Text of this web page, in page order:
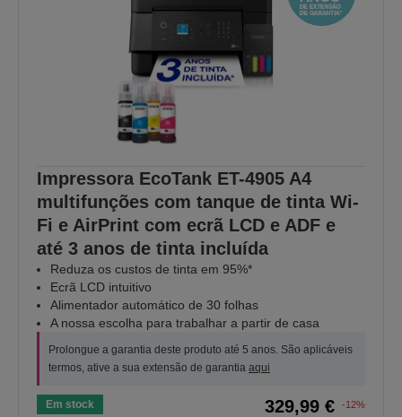
Impressora EcoTank ET-4905 A4
multifunções com tanque de tinta Wi-
Fi e AirPrint com ecrã LCD e ADF e
até 3 anos de tinta incluída
Reduza os custos de tinta em 95%*
Ecrã LCD intuitivo
Alimentador automático de 30 folhas
A nossa escolha para trabalhar a partir de casa
Prolongue a garantia deste produto até 5 anos. São aplicáveis
termos, ative a sua extensão de garantia aqui
Em stock 329,99 €
-12%